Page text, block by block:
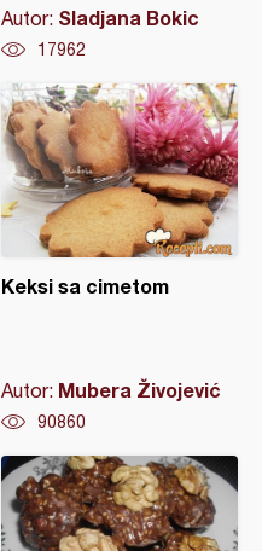
Autor: Sladjana Bokic
17962
Keksi sa cimetom
Autor: Mubera Živojević
90860